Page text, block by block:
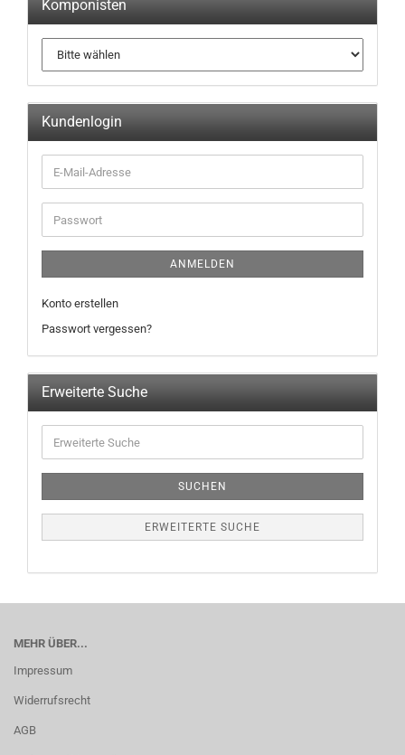
Komponisten
Kundenlogin
ANMELDEN
Konto erstellen
Passwort vergessen?
Erweiterte Suche
SUCHEN
ERWEITERTE SUCHE
MEHR ÜBER...
Impressum
Widerrufsrecht
AGB